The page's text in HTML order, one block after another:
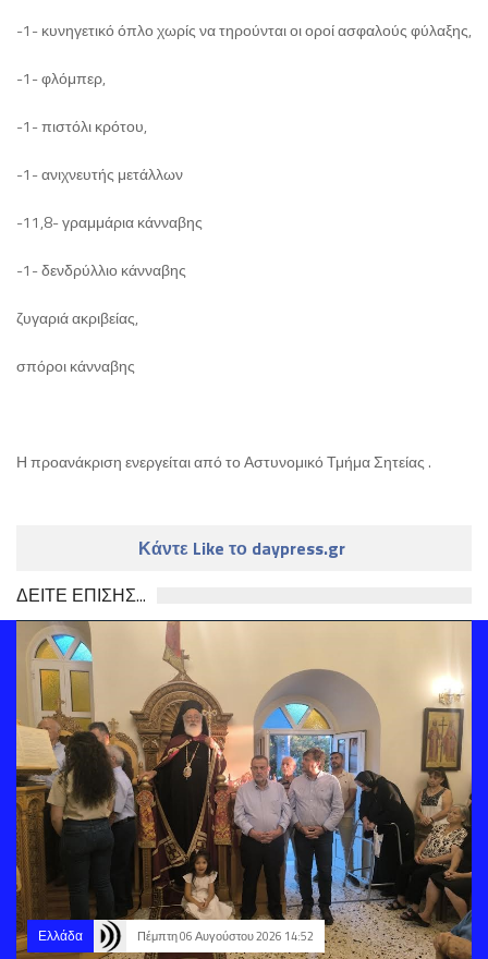
-1- κυνηγετικό όπλο χωρίς να τηρούνται οι οροί ασφαλούς φύλαξης,
-1- φλόμπερ,
-1- πιστόλι κρότου,
-1- ανιχνευτής μετάλλων
-11,8- γραμμάρια κάνναβης
-1- δενδρύλλιο κάνναβης
ζυγαριά ακριβείας,
σπόροι κάνναβης
Η προανάκριση ενεργείται από το Αστυνομικό Τμήμα Σητείας .
Κάντε Like το daypress.gr
ΔΕΙΤΕ ΕΠΙΣΗΣ...
Ελλάδα Πέμπτη 06 Αυγούστου 2026 14:52